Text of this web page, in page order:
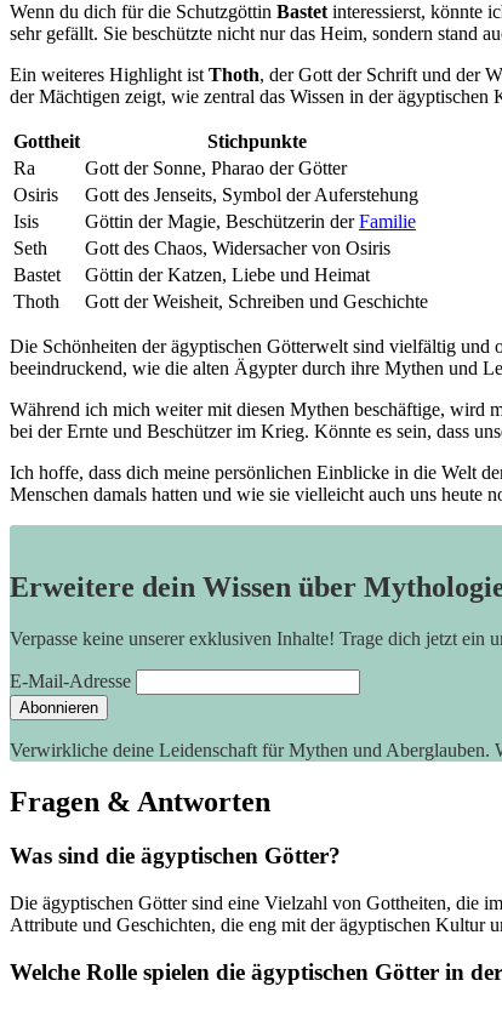
Wenn du dich für die Schutzgöttin Bastetinteressierst,⁤ könnte
sehr gefällt. Sie beschützte nicht nur das Heim, ⁢sondern stand
Ein weiteres Highlight istThoth, der Gott der Schrift und der
der Mächtigen ⁢zeigt, wie⁢ zentral das Wissen in ‌der‌ ägyptischen
Gottheit
Stichpunkte
Ra
Gott der⁣ Sonne, Pharao der Götter
Osiris
Gott ⁣des Jenseits, Symbol der Auferstehung
Isis
Göttin der Magie, Beschützerin derFamilie
Seth
Gott des⁢ Chaos, Widersacher von ⁣Osiris
Bastet
Göttin der​ Katzen, Liebe ‌und Heimat
Thoth
Gott der Weisheit, Schreiben‍ und Geschichte
Die Schönheiten der ⁢ägyptischen Götterwelt sind vielfältig
beeindruckend,‍ wie die alten Ägypter durch ihre Mythen und
Während ich mich ‍weiter mit diesen Mythen beschäftige, wird
bei der Ernte und Beschützer⁤ im Krieg. Könnte es‌ sein, dass
Ich hoffe, dass dich meine persönlichen Einblicke in die Welt
Menschen damals hatten und wie sie vielleicht auch uns heute
Erweitere dein Wissen über
Verpasse keine unserer exklusiven Inhalte! Trage dich jetzt ein
E-Mail-Adresse
Verwirkliche deine Leidenschaft für Mythen und Aberglauben.
Fragen & Antworten
Was sind die ägyptischen Götter?
Die ägyptischen Götter sind eine Vielzahl von Gottheiten,‌ die
Attribute ​und Geschichten, die eng mit der ägyptischen Kultur
Welche ​Rolle​ spielen die ägyptischen Götter in